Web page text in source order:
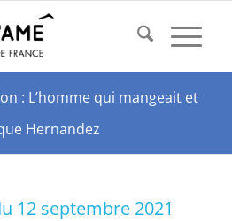
: L’homme qui mangeait et
Hernandez
12 septembre 2021